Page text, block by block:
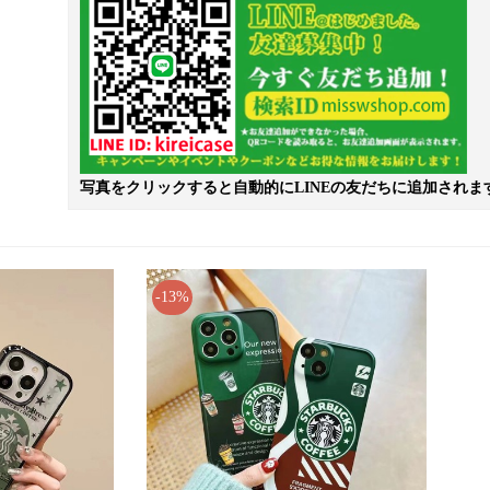
写真をクリックすると自動的にLINEの友だちに追加されま
-13%